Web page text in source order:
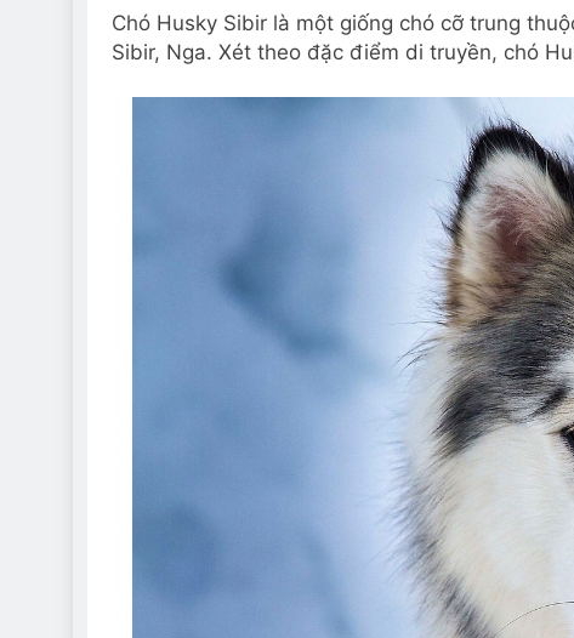
Chó Husky Sibir là một giống chó cỡ trung
Sibir, Nga. Xét theo đặc điểm di truyền, chó